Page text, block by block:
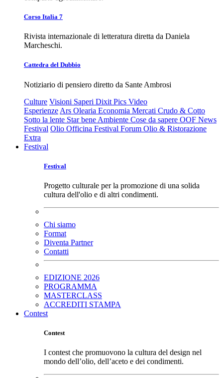
Corso Italia 7
Rivista internazionale di letteratura diretta da Daniela
Marcheschi.
Cattedra del Dubbio
Notiziario di pensiero diretto da Sante Ambrosi
Culture Visioni Saperi Dixit Pics Video
Esperienze Ars Olearia Economia Mercati Crudo & Cotto
Sotto la lente Star bene Ambiente Cose da sapere OOF News
Festival Olio Officina Festival Forum Olio & Ristorazione
Extra
Festival
Festival
Progetto culturale per la promozione di una solida
cultura dell'olio e di altri condimenti.
Chi siamo
Format
Diventa Partner
Contatti
EDIZIONE 2026
PROGRAMMA
MASTERCLASS
ACCREDITI STAMPA
Contest
Contest
I contest che promuovono la cultura del design nel
mondo dell’olio, dell’aceto e dei condimenti.